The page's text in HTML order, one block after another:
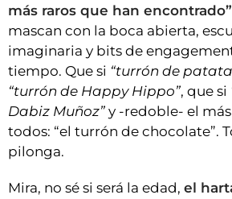
más raros que han encontrado”
mascan con la boca abierta,
imaginaria y bits de
tiempo. Que si “turrón de
“turrón de Happy Hippo”, que si
Dabiz Muñoz” y -redoble- el
todos: “el turrón de chocolate”.
pilonga.
Mira, no sé si será la edad, el